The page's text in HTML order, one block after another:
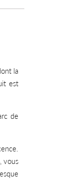
la
est
de
vous